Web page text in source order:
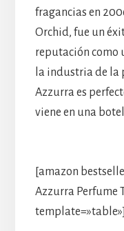
fragancias en
Orchid, fue un
reputación como
la industria de la
Azzurra es
viene en una
[amazon
Azzurra Perfume
template=»table»]